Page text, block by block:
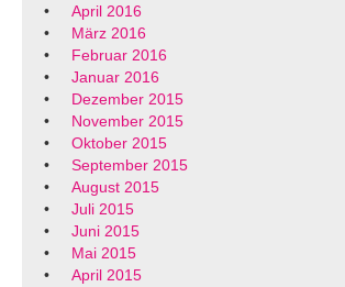
April 2016
März 2016
Februar 2016
Januar 2016
Dezember 2015
November 2015
Oktober 2015
September 2015
August 2015
Juli 2015
Juni 2015
Mai 2015
April 2015